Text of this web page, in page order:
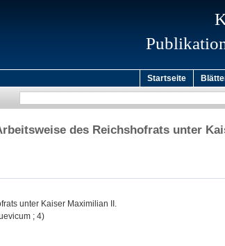
Startseite
des Reichshofrats unter
unter Kaiser Maximilian II.
; 4)